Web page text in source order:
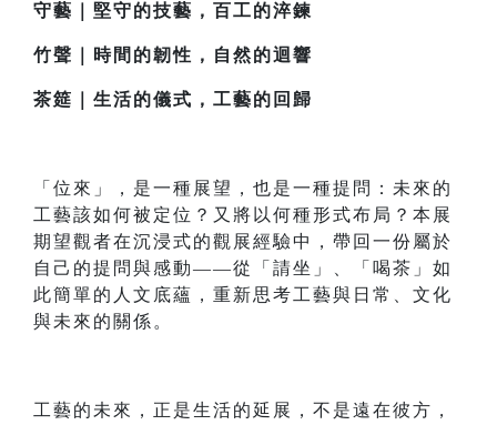
守藝｜堅守的技藝，百工的淬鍊
竹聲｜時間的韌性，自然的迴響
茶筵｜生活的儀式，工藝的回歸
「位來」，是一種展望，也是一種提問：未來的
工藝該如何被定位？又將以何種形式布局？本展
期望觀者在沉浸式的觀展經驗中，帶回一份屬於
自己的提問與感動——從「請坐」、「喝茶」如
此簡單的人文底蘊，重新思考工藝與日常、文化
與未來的關係。
工藝的未來，正是生活的延展，不是遠在彼方，